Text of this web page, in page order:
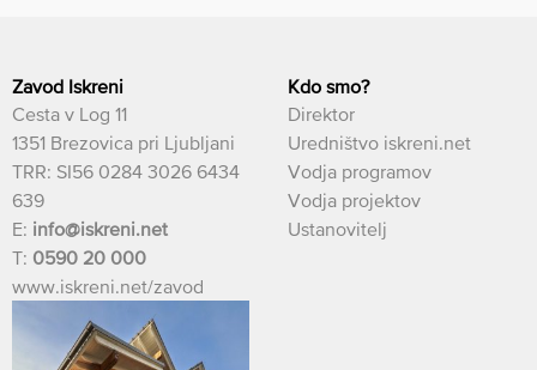
Zavod Iskreni
Cesta v Log 11
1351 Brezovica pri Ljubljani
TRR: SI56 0284 3026 6434
639
E: info@iskreni.net
T: 0590 20 000
www.iskreni.net/zavod
Kdo smo?
Direktor
Uredništvo iskreni.net
Vodja programov
Vodja projektov
Ustanovitelj